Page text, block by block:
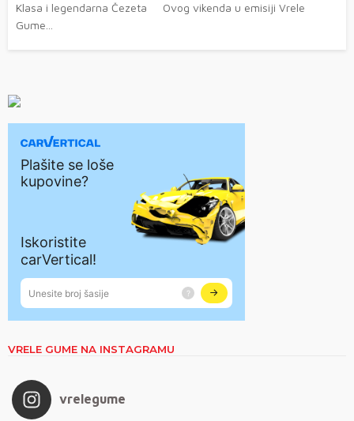
Klasa i legendarna Čezeta Ovog vikenda u emisiji Vrele
Gume...
VRELE GUME NA INSTAGRAMU
vrelegume